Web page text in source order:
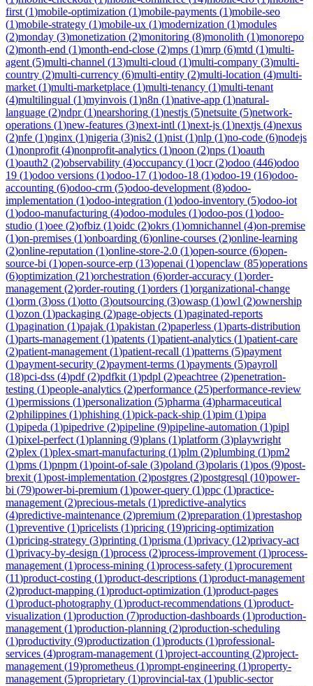
first (1)mobile-optimization (1)mobile-payments (1)mobile-seo
(1)mobile-strategy (1)mobile-ux (1)modernization (1)modules
(2)monday (3)monetization (2)monitoring (8)monolith (1)monorepo
(2)month-end (1)month-end-close (2)mps (1)mrp (6)mtd (1)multi-
agent (5)multi-channel (13)multi-cloud (1)multi-company (3)multi-
country (2)multi-currency (6)multi-entity (2)multi-location (4)multi-
market (1)multi-marketplace (1)multi-tenancy (1)multi-tenant
(4)multilingual (1)myinvois (1)n8n (1)native-app (1)natural-
language (2)ndpr(1)nearshoring (1)nestjs (5)netsuite (5)network-
operations (1)new-features (3)next-intl (1)next-js (1)nextjs (4)nexus
(2)nfe (1)nginx (1)nigeria (3)nis2 (1)nist (1)nlp (1)no-code (6)nodejs
(1)nonprofit (4)nonprofit-analytics (1)noon (2)nps (1)oauth
(1)oauth2 (2)observability (4)occupancy (1)ocr(2)odoo (446)odoo
19 (1)odoo versions (1)odoo-17 (1)odoo-18 (1)odoo-19 (16)odoo-
accounting (6)odoo-crm (5)odoo-development (8)odoo-
implementation (1)odoo-integration (1)odoo-inventory (5)odoo-iot
(1)odoo-manufacturing (4)odoo-modules (1)odoo-pos (1)odoo-
studio (1)oee (2)ofbiz (1)oidc (2)okrs (1)omnichannel (4)on-premise
(1)on-premises (1)onboarding (6)online-courses (2)online-learning
(2)online-reputation (1)online-store-2.0 (1)open-source (6)open-
source-bi (1)open-source-erp (13)openai (1)openclaw (85)operations
(6)optimization (21)orchestration (6)order-accuracy (1)order-
management (2)order-routing (1)orders (1)organizational-change
(1)orm (3)oss (1)otto (3)outsourcing (3)owasp (1)owl (2)ownership
(1)ozon (1)packaging (2)page-objects (1)paginated-reports
(1)pagination (1)pajak (1)pakistan (2)paperless (1)parts-distribution
(1)parts-management (1)patents (1)patient-analytics (1)patient-care
(2)patient-management (1)patient-recall (1)patterns (5)payment
(1)payment-security (2)payment-terms (1)payments (5)payroll
(18)pci-dss (4)pdf(2)pdfkit (1)pdpl (2)peachtree (2)penetration-
testing (1)people-analytics (2)performance (25)performance-review
(1)permissions (1)personalization (5)pharma (4)pharmaceutical
(2)philippines (1)phishing (1)pick-pack-ship (1)pim (1)pipa
(1)pipeda (1)pipedrive (2)pipeline (9)pipeline-automation (1)pipl
(1)pixel-perfect (1)planning (9)plans (1)platform (3)playwright
(2)plex (1)plex-smart-manufacturing (1)plm (2)plumbing (1)pm2
(1)pms (1)pnpm (1)point-of-sale (3)poland (3)polaris (1)pos (9)post-
brexit (1)post-implementation (2)postgres (2)postgresql (10)power-
bi (79)power-bi-premium (1)power-query (1)ppc (1)practice-
management (2)precious-metals (1)predictive-analytics
(4)predictive-maintenance (2)premium (2)preparation (1)prestashop
(1)preventive (1)pricelists (1)pricing (19)pricing-optimization
(1)pricing-strategy (3)printing (1)prisma (1)privacy (12)privacy-act
(1)privacy-by-design (1)process (2)process-improvement (1)process-
management (1)process-mining (1)process-safety (1)procurement
(11)product-costing (1)product-descriptions (1)product-management
(2)product-mapping (1)product-optimization (1)product-pages
(1)product-photography (1)product-recommendations (1)product-
visualization (1)production (7)production-dashboards (1)production-
management (1)production-planning (2)production-scheduling
(1)productivity (9)productization (1)products (1)professional-
services (4)program-management (1)project-accounting (2)project-
management (19)prometheus (1)prompt-engineering (1)property-
management (5)proprietary (1)provincial-tax (1)public-sector